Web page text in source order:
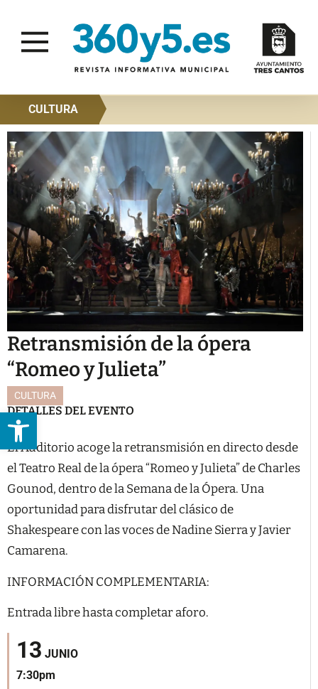
Abrir barra de herramientas
CULTURA
Retransmisión de la ópera
“Romeo y Julieta”
CULTURA
DETALLES DEL EVENTO
El Auditorio acoge la retransmisión en directo desde
el Teatro Real de la ópera “Romeo y Julieta” de Charles
Gounod, dentro de la Semana de la Ópera. Una
oportunidad para disfrutar del clásico de
Shakespeare con las voces de Nadine Sierra y Javier
Camarena.
INFORMACIÓN COMPLEMENTARIA:
Entrada libre hasta completar aforo.
13 JUNIO
7:30pm